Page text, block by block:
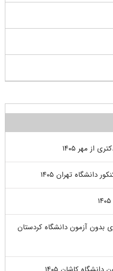
از مهر ۱۴۰۵
دانشگاه تهران ۱۴۰۵
بدون آزمون دانشگاه کردستان